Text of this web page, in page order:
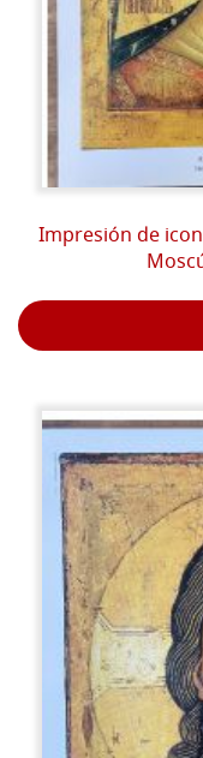
Impresión de